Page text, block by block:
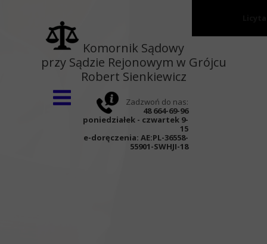
Komornik Sądowy
przy Sądzie Rejonowym w Grójcu
Robert Sienkiewicz
Strona główna
O kancelarii
Zadzwoń do nas:
48 664-69-96
poniedziałek - czwartek 9-
15
e-doręczenia: AE:PL-36558-
55901-SWHJI-18